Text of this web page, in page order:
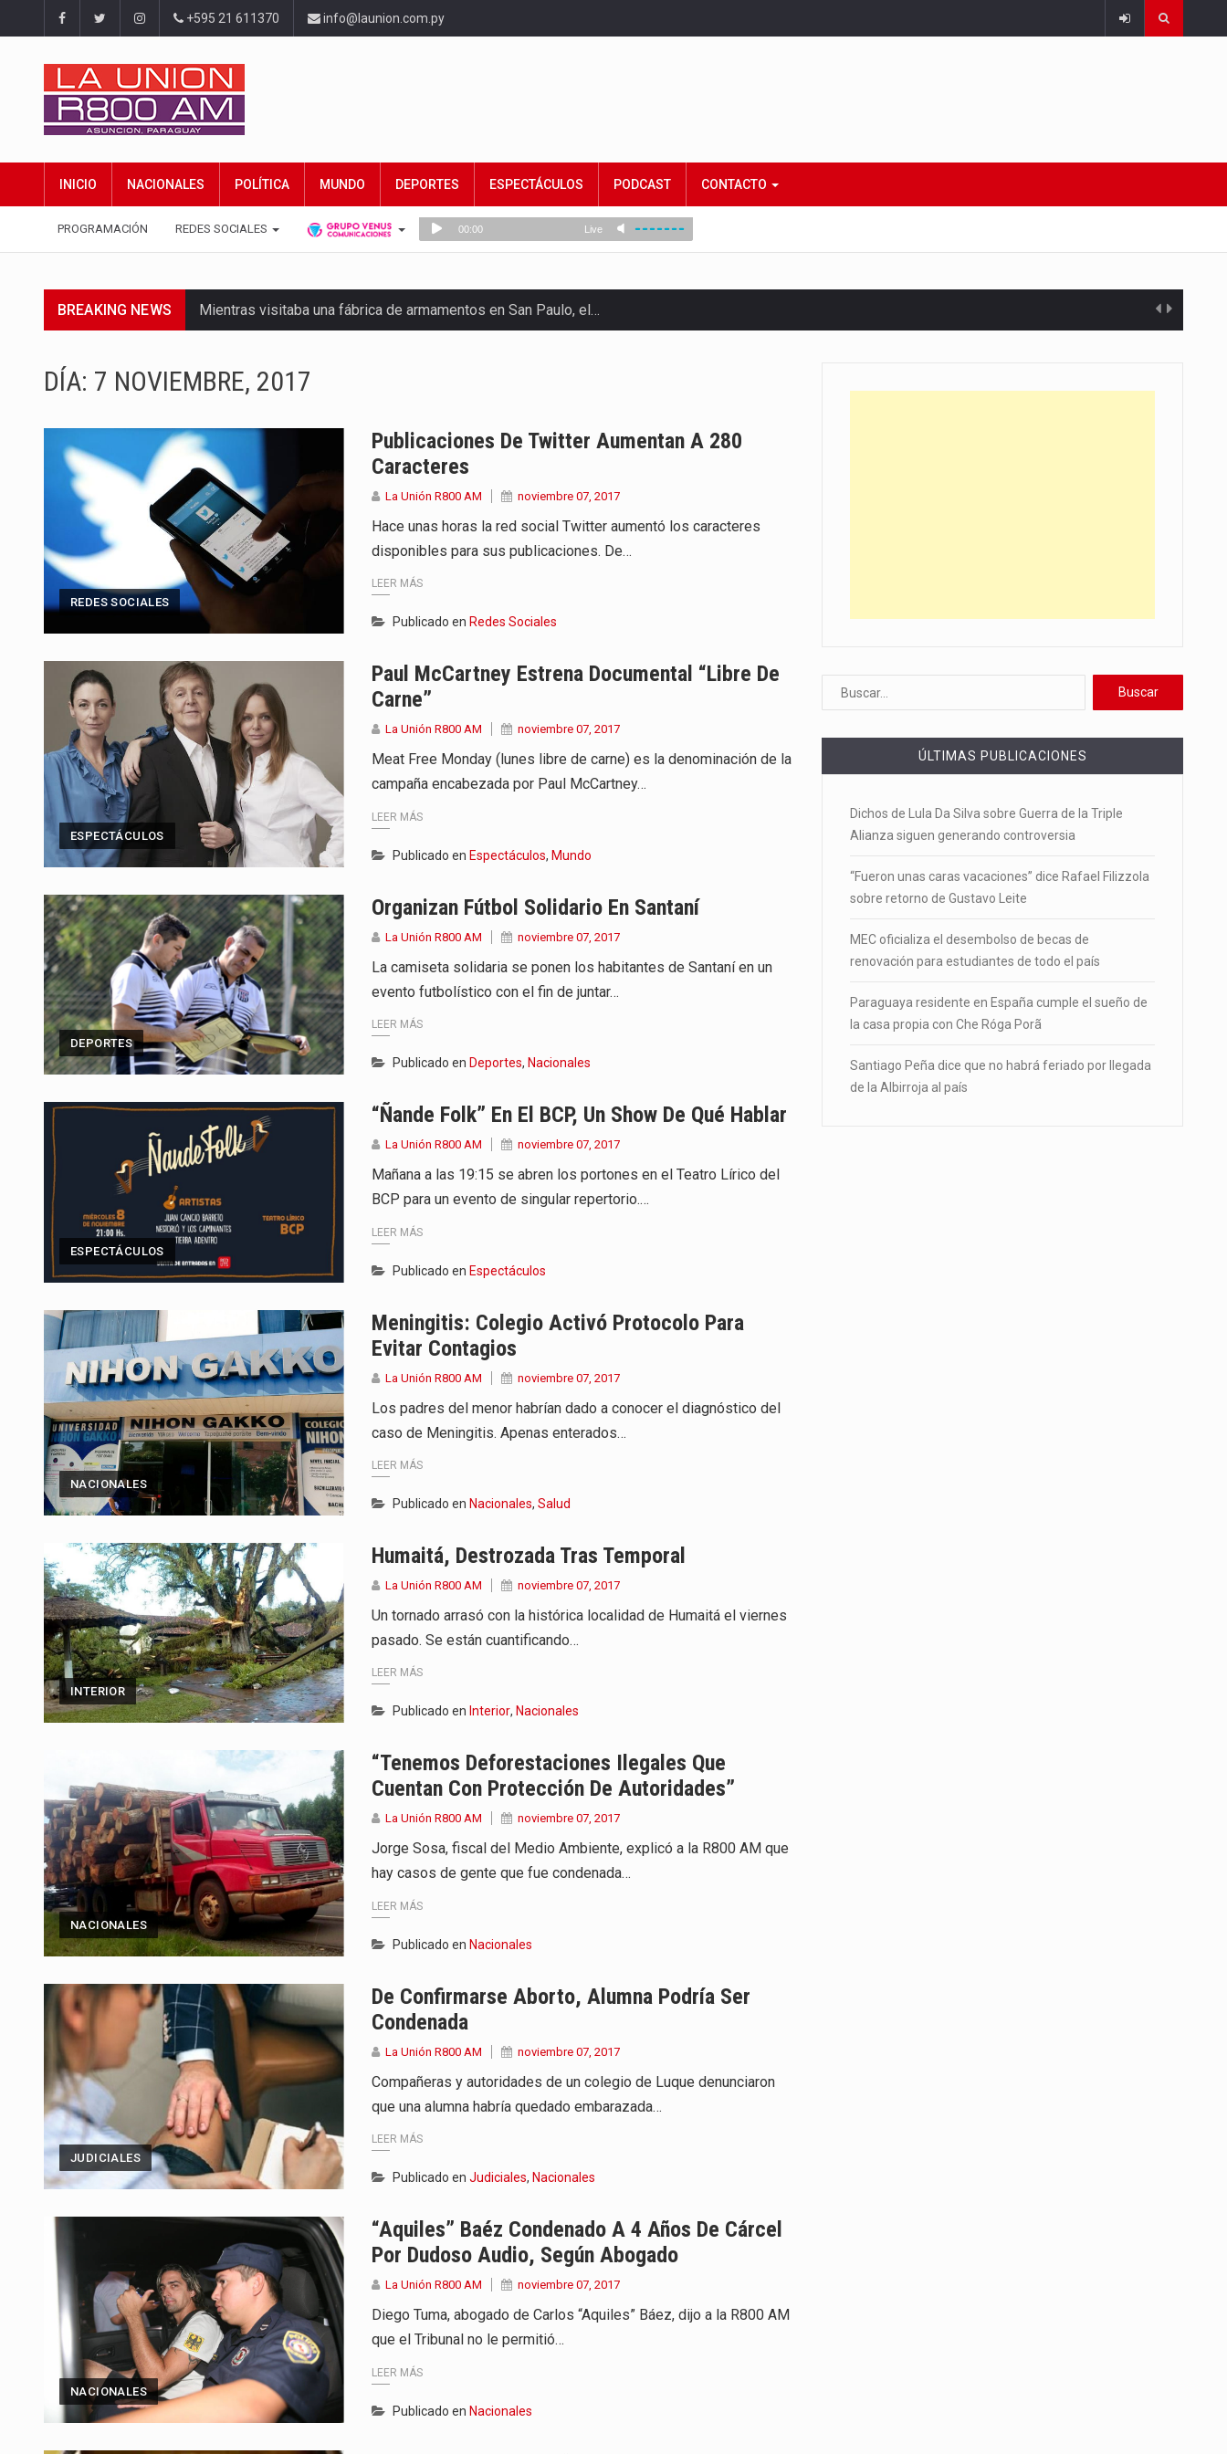
+595 21 611370 info@launion.com.py
INICIO NACIONALES POLÍTICA MUNDO DEPORTES ESPECTÁCULOS PODCAST CONTACTO
PROGRAMACIÓN REDES SOCIALES
BREAKING NEWS Mientras visitaba una fábrica de armamentos en San Paulo, el…
El Ministerio de Educación y Ciencias (MEC) ha confirmado la…
Para Tania, una paraguaya de 33 años que reside en…
El presidente de la República se encontraba en el aeropuerto…
Una familia atravesó momentos de extrema tensión durante la madrugada…
Fretes se refirió concretamente al recorrido que realizó este jueves…
“La situación no está tan mala en el Ministerio de…
Hace casi dos meses que Rivas dejó el Senado y,…
DÍA: 7 NOVIEMBRE, 2017
REDES SOCIALES
Publicaciones De Twitter Aumentan A 280
Caracteres
La Unión R800 AM noviembre 07, 2017
Hace unas horas la red social Twitter aumentó los caracteres
disponibles para sus publicaciones. De…
LEER MÁS
Publicado en Redes Sociales
ESPECTÁCULOS
Paul McCartney Estrena Documental “libre De
Carne”
La Unión R800 AM noviembre 07, 2017
Meat Free Monday (lunes libre de carne) es la denominación de la
campaña encabezada por Paul McCartney…
LEER MÁS
Publicado en Espectáculos, Mundo
DEPORTES
Organizan Fútbol Solidario En Santaní
La Unión R800 AM noviembre 07, 2017
La camiseta solidaria se ponen los habitantes de Santaní en un
evento futbolístico con el fin de juntar…
LEER MÁS
Publicado en Deportes, Nacionales
ESPECTÁCULOS
“Ñande Folk” En El BCP, Un Show De Qué Hablar
La Unión R800 AM noviembre 07, 2017
Mañana a las 19:15 se abren los portones en el Teatro Lírico del
BCP para un evento de singular repertorio.…
LEER MÁS
Publicado en Espectáculos
NACIONALES
Meningitis: Colegio Activó Protocolo Para
Evitar Contagios
La Unión R800 AM noviembre 07, 2017
Los padres del menor habrían dado a conocer el diagnóstico del
caso de Meningitis. Apenas enterados…
LEER MÁS
Publicado en Nacionales, Salud
INTERIOR
Humaitá, Destrozada Tras Temporal
La Unión R800 AM noviembre 07, 2017
Un tornado arrasó con la histórica localidad de Humaitá el viernes
pasado. Se están cuantificando…
LEER MÁS
Publicado en Interior, Nacionales
NACIONALES
“Tenemos Deforestaciones Ilegales Que
Cuentan Con Protección De Autoridades”
La Unión R800 AM noviembre 07, 2017
Jorge Sosa, fiscal del Medio Ambiente, explicó a la R800 AM que
hay casos de gente que fue condenada…
LEER MÁS
Publicado en Nacionales
JUDICIALES
De Confirmarse Aborto, Alumna Podría Ser
Condenada
La Unión R800 AM noviembre 07, 2017
Compañeras y autoridades de un colegio de Luque denunciaron
que una alumna habría quedado embarazada…
LEER MÁS
Publicado en Judiciales, Nacionales
NACIONALES
“Aquiles” Baéz Condenado A 4 Años De Cárcel
Por Dudoso Audio, Según Abogado
La Unión R800 AM noviembre 07, 2017
Diego Tuma, abogado de Carlos “Aquiles” Báez, dijo a la R800 AM
que el Tribunal no le permitió…
LEER MÁS
Publicado en Nacionales
ÚLTIMAS PUBLICACIONES
Dichos de Lula Da Silva sobre Guerra de la Triple
Alianza siguen generando controversia
“Fueron unas caras vacaciones” dice Rafael Filizzola
sobre retorno de Gustavo Leite
MEC oficializa el desembolso de becas de
renovación para estudiantes de todo el país
Paraguaya residente en España cumple el sueño de
la casa propia con Che Róga Porã
Santiago Peña dice que no habrá feriado por llegada
de la Albirroja al país